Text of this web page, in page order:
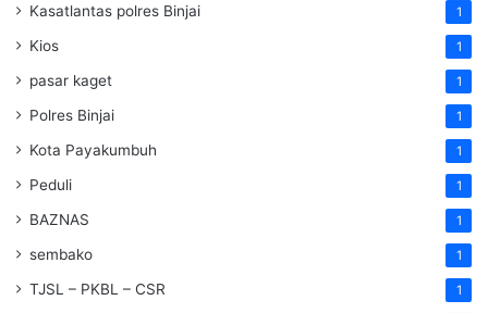
Kasatlantas polres Binjai 1
Kios 1
pasar kaget 1
Polres Binjai 1
Kota Payakumbuh 1
Peduli 1
BAZNAS 1
sembako 1
TJSL – PKBL – CSR 1